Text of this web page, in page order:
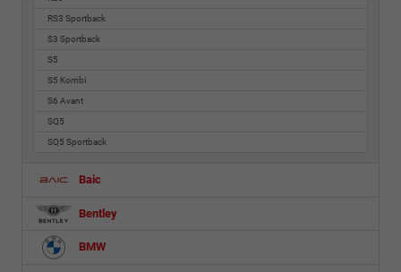
RS3 Sportback
S3 Sportback
S5
S5 Kombi
S6 Avant
SQ5
SQ5 Sportback
Baic
Bentley
BMW